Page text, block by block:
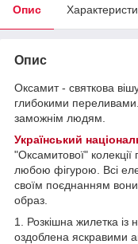
Опис
Опис
Оксамит - святкова
глибокими
заможнім людям.
Український
"Оксамитової" колекції
любою фігурою. Всі
своїм поєднанням
образ.
1. Розкішна жилетка із
оздоблена яскравими